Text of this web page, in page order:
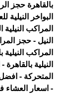
بالقاهرة حجز
البواخر النيلية
المراكب
النيل - حجز
المراكب
النيلية
المتحركة - افضل
- اسعار العشاء